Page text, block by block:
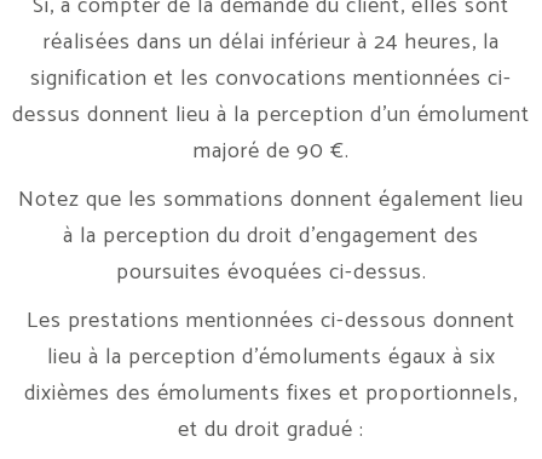
réalisées dans un délai inférieur à 24 heures, la
signification et les convocations mentionnées ci-
dessus donnent lieu à la perception d’un émolument
majoré de 90 €.
Notez que les sommations donnent également lieu
à la perception du droit d’engagement des
poursuites évoquées ci-dessus.
Les prestations mentionnées ci-dessous donnent
lieu à la perception d’émoluments égaux à six
dixièmes des émoluments fixes et proportionnels,
et du droit gradué :